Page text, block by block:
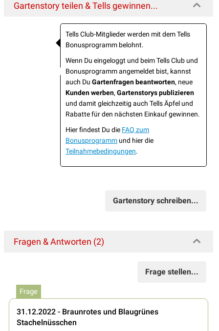
Gartenstory teilen & Tells gewinnen...
Tells Club-Mitglieder werden mit dem Tells
Bonusprogramm belohnt.
Wenn Du eingeloggt und beim Tells Club und
Bonusprogramm angemeldet bist, kannst
auch Du Gartenfragen beantworten, neue
Kunden werben, Gartenstorys publizieren
und damit gleichzeitig auch Tells Äpfel und
Rabatte für den nächsten Einkauf gewinnen.
Hier findest Du die FAQ zum
Bonusprogramm und hier die
Teilnahmebedingungen.
Gartenstory schreiben...
Fragen & Antworten (2)
Frage stellen...
Frage
31.12.2022 - Braunrotes und Blaugrünes
Stachelnüsschen